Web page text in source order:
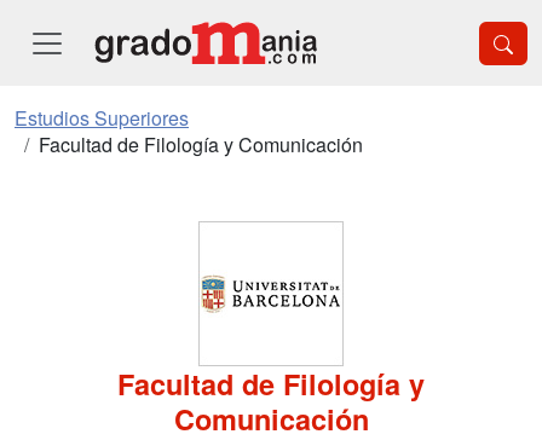
Estudios Superiores
Facultad de Filología y Comunicación
Facultad de Filología y
Comunicación